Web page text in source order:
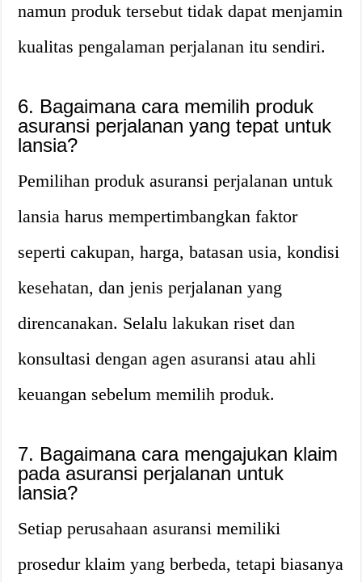
namun produk tersebut tidak dapat menjamin
kualitas pengalaman perjalanan itu sendiri.
6. Bagaimana cara memilih produk
asuransi perjalanan yang tepat untuk
lansia?
Pemilihan produk asuransi perjalanan untuk
lansia harus mempertimbangkan faktor
seperti cakupan, harga, batasan usia, kondisi
kesehatan, dan jenis perjalanan yang
direncanakan. Selalu lakukan riset dan
konsultasi dengan agen asuransi atau ahli
keuangan sebelum memilih produk.
7. Bagaimana cara mengajukan klaim
pada asuransi perjalanan untuk
lansia?
Setiap perusahaan asuransi memiliki
prosedur klaim yang berbeda, tetapi biasanya